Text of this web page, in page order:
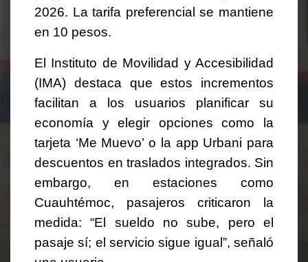
2026. La tarifa preferencial se mantiene
en 10 pesos.
El Instituto de Movilidad y Accesibilidad
(IMA) destaca que estos incrementos
facilitan a los usuarios planificar su
economía y elegir opciones como la
tarjeta ‘Me Muevo’ o la app Urbani para
descuentos en traslados integrados. Sin
embargo, en estaciones como
Cuauhtémoc, pasajeros criticaron la
medida: “El sueldo no sube, pero el
pasaje sí; el servicio sigue igual”, señaló